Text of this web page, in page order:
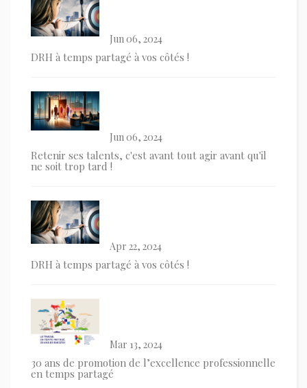
Jun 06, 2024
DRH à temps partagé à vos côtés !
Jun 06, 2024
Retenir ses talents, c'est avant tout agir avant qu'il
ne soit trop tard !
Apr 22, 2024
DRH à temps partagé à vos côtés !
Mar 13, 2024
30 ans de promotion de l’excellence professionnelle
en temps partagé